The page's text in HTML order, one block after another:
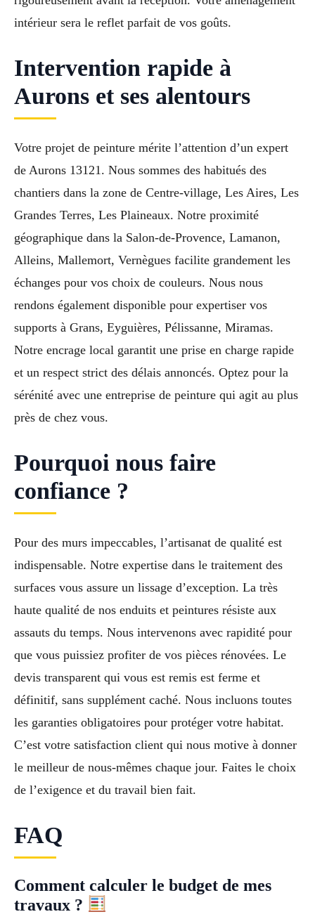
intérieur sera le reflet parfait de vos goûts.
Intervention rapide à
Aurons et ses alentours
Votre projet de peinture mérite l’attention d’un expert
de Aurons 13121. Nous sommes des habitués des
chantiers dans la zone de Centre-village, Les Aires, Les
Grandes Terres, Les Plaineaux. Notre proximité
géographique dans la Salon-de-Provence, Lamanon,
Alleins, Mallemort, Vernègues facilite grandement les
échanges pour vos choix de couleurs. Nous nous
rendons également disponible pour expertiser vos
supports à Grans, Eyguières, Pélissanne, Miramas.
Notre encrage local garantit une prise en charge rapide
et un respect strict des délais annoncés. Optez pour la
sérénité avec une entreprise de peinture qui agit au plus
près de chez vous.
Pourquoi nous faire
confiance ?
Pour des murs impeccables, l’artisanat de qualité est
indispensable. Notre expertise dans le traitement des
surfaces vous assure un lissage d’exception. La très
haute qualité de nos enduits et peintures résiste aux
assauts du temps. Nous intervenons avec rapidité pour
que vous puissiez profiter de vos pièces rénovées. Le
devis transparent qui vous est remis est ferme et
définitif, sans supplément caché. Nous incluons toutes
les garanties obligatoires pour protéger votre habitat.
C’est votre satisfaction client qui nous motive à donner
le meilleur de nous-mêmes chaque jour. Faites le choix
de l’exigence et du travail bien fait.
FAQ
Comment calculer le budget de mes
travaux ?